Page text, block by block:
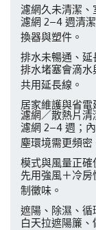
濾網久未清潔、
濾網 2–4 週清
換器與塑件。
排水未暢通、
排水堵塞會滴
共用延長線。
居家維護與省電
濾網／散熱片清
濾網 2–4 週；
塵環境需更頻密
模式與風量正確
先用強風＋冷
制黴味。
遮陽、除濕、循
白天拉遮陽簾